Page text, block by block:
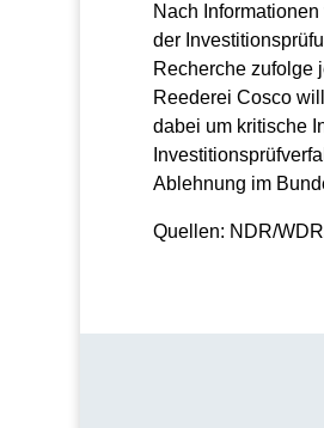
Nach
der
Recherche zufolge
Reederei Cosco
dabei um kritische
Ablehnung im
Quellen: NDR/